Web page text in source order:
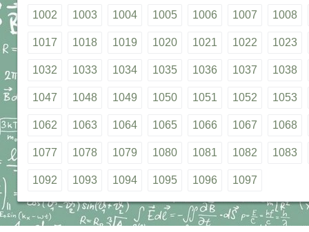
1002 1003 1004 1005 1006 1007 1008
1017 1018 1019 1020 1021 1022 1023
1032 1033 1034 1035 1036 1037 1038
1047 1048 1049 1050 1051 1052 1053
1062 1063 1064 1065 1066 1067 1068
1077 1078 1079 1080 1081 1082 1083
1092 1093 1094 1095 1096 1097